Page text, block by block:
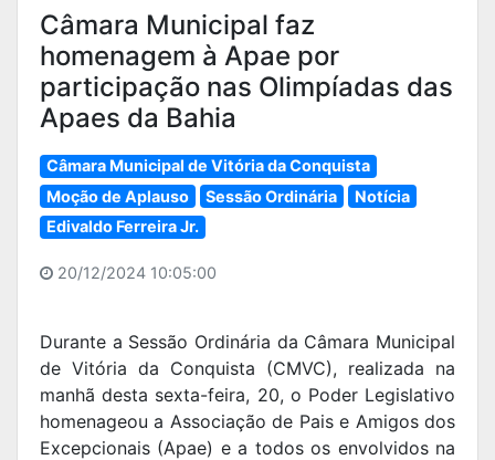
Câmara Municipal faz
homenagem à Apae por
participação nas Olimpíadas das
Apaes da Bahia
Câmara Municipal de Vitória da Conquista
Moção de Aplauso
Sessão Ordinária
Notícia
Edivaldo Ferreira Jr.
20/12/2024 10:05:00
Durante a Sessão Ordinária da Câmara Municipal
de Vitória da Conquista (CMVC), realizada na
manhã desta sexta-feira, 20, o Poder Legislativo
homenageou a Associação de Pais e Amigos dos
Excepcionais (Apae) e a todos os envolvidos na